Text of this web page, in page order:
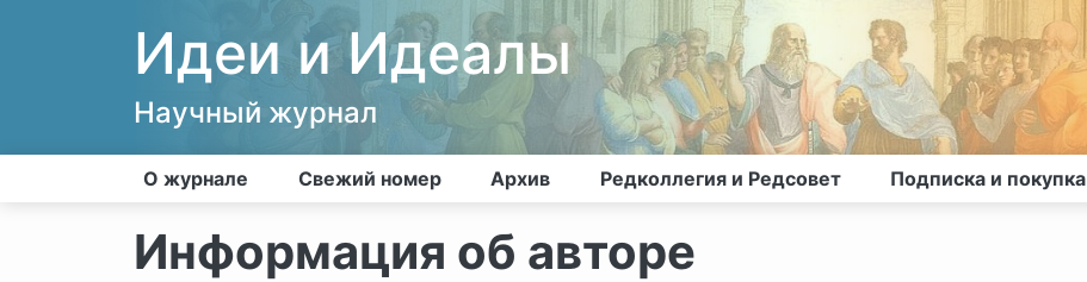
Идеи и Идеалы
Научный журнал
О журнале Свежий номер Архив Редколлегия и Редсовет Подписка и покупка
Информация об авторе